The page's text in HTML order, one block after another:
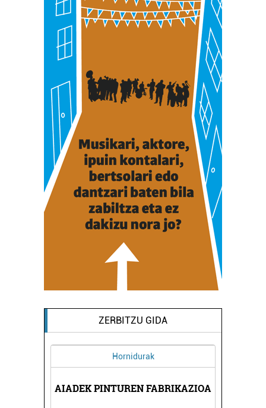
ZERBITZU GIDA
Hornidurak
AIADEK PINTUREN FABRIKAZIOA